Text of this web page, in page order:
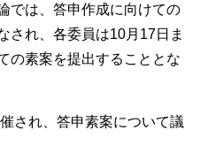
では、答申作成に向けての
され、各委員は10月17日ま
の素案を提出することとな
され、答申素案について議